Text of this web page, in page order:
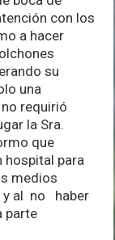
con los
a hacer
su
una
requirió
la Sra.
que
hospital para
medios
y al no haber
parte